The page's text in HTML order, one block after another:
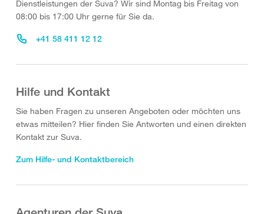
Dienstleistungen der Suva? Wir sind Montag bis Freitag von
08:00 bis 17:00 Uhr gerne für Sie da.
+41 58 411 12 12
Hilfe und Kontakt
Sie haben Fragen zu unseren Angeboten oder möchten uns
etwas mitteilen? Hier finden Sie Antworten und einen direkten
Kontakt zur Suva.
Zum Hilfe- und Kontaktbereich